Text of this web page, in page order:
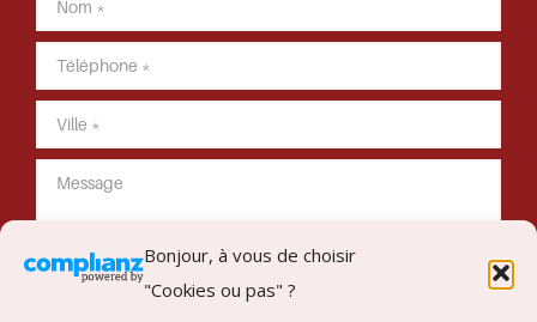
Bonjour, à vous de choisir
"Cookies ou pas" ?